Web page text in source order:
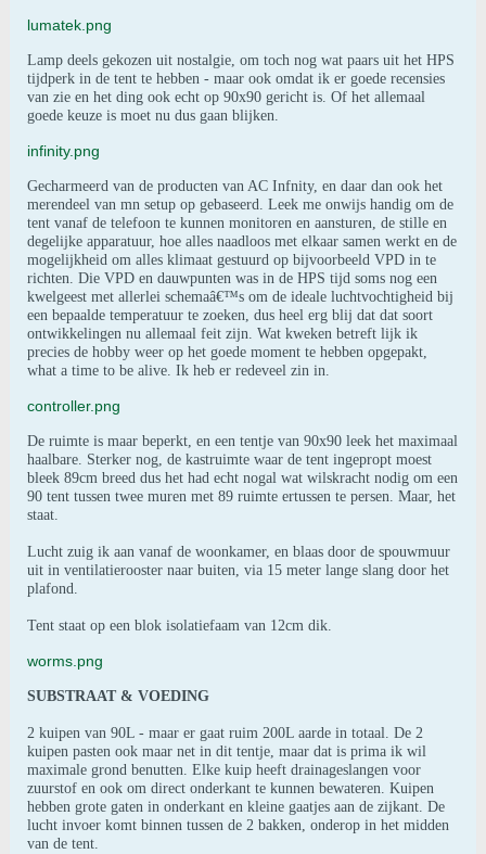
lumatek.png
Lamp deels gekozen uit nostalgie, om toch nog wat paars uit het HPS
tijdperk in de tent te hebben - maar ook omdat ik er goede recensies
van zie en het ding ook echt op 90x90 gericht is. Of het allemaal
goede keuze is moet nu dus gaan blijken.
infinity.png
Gecharmeerd van de producten van AC Infnity, en daar dan ook het
merendeel van mn setup op gebaseerd. Leek me onwijs handig om de
tent vanaf de telefoon te kunnen monitoren en aansturen, de stille en
degelijke apparatuur, hoe alles naadloos met elkaar samen werkt en de
mogelijkheid om alles klimaat gestuurd op bijvoorbeeld VPD in te
richten. Die VPD en dauwpunten was in de HPS tijd soms nog een
kwelgeest met allerlei schemaâ€™s om de ideale luchtvochtigheid bij
een bepaalde temperatuur te zoeken, dus heel erg blij dat dat soort
ontwikkelingen nu allemaal feit zijn. Wat kweken betreft lijk ik
precies de hobby weer op het goede moment te hebben opgepakt,
what a time to be alive. Ik heb er redeveel zin in.
controller.png
De ruimte is maar beperkt, en een tentje van 90x90 leek het maximaal
haalbare. Sterker nog, de kastruimte waar de tent ingepropt moest
bleek 89cm breed dus het had echt nogal wat wilskracht nodig om een
90 tent tussen twee muren met 89 ruimte ertussen te persen. Maar, het
staat.
Lucht zuig ik aan vanaf de woonkamer, en blaas door de spouwmuur
uit in ventilatierooster naar buiten, via 15 meter lange slang door het
plafond.
Tent staat op een blok isolatiefaam van 12cm dik.
worms.png
SUBSTRAAT & VOEDING
2 kuipen van 90L - maar er gaat ruim 200L aarde in totaal. De 2
kuipen pasten ook maar net in dit tentje, maar dat is prima ik wil
maximale grond benutten. Elke kuip heeft drainageslangen voor
zuurstof en ook om direct onderkant te kunnen bewateren. Kuipen
hebben grote gaten in onderkant en kleine gaatjes aan de zijkant. De
lucht invoer komt binnen tussen de 2 bakken, onderop in het midden
van de tent.